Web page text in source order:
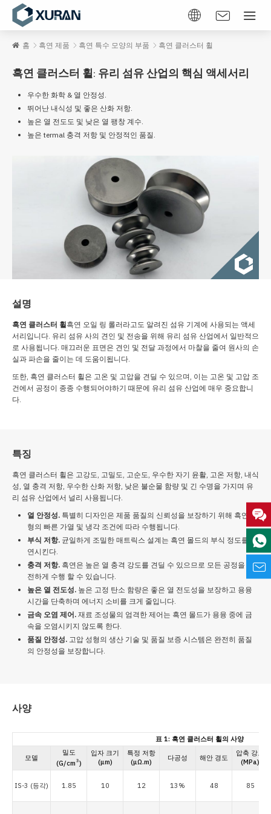
홈 흑연 제품 흑연 특수 모양의 부품 흑연 클러스터 휠
흑연 클러스터 휠: 유리 섬유 산업의 핵심 액세서리
우수한 화학 & 열 안정성.
뛰어난 내식성 및 좋은 산화 저항.
높은 열 전도도 및 낮은 열 팽창 계수.
높은 termal 충격 저항 및 안정적인 품질.
설명
흑연 클러스터 휠흑연 오일 링 롤러라고도 알려진 섬유 기계에 사용되는 액세
서리입니다. 유리 섬유 사의 견인 및 전송을 위해 유리 섬유 산업에서 일반적으
로 사용됩니다. 매끄러운 표면은 견인 및 전달 과정에서 마찰을 줄여 원사의 손
실과 파손을 줄이는 데 도움이됩니다.
또한, 흑연 클러스터 휠은 고온 및 고압을 견딜 수 있으며, 이는 고온 및 고압 조
건에서 공정이 종종 수행되어야하기 때문에 유리 섬유 산업에 매우 중요합니
다.
특징
흑연 클러스터 휠은 고강도, 고밀도, 고순도, 우수한 자기 윤활, 고온 저항, 내식
성, 열 충격 저항, 우수한 산화 저항, 낮은 불순물 함량 및 긴 수명을 가지며 유
리 섬유 산업에서 널리 사용됩니다.
열 안정성. 특별히 디자인은 제품 품질의 신뢰성을 보장하기 위해 흑연 금
형의 빠른 가열 및 냉각 조건에 따라 수행됩니다.
부식 저항. 균일하게 조밀한 매트릭스 설계는 흑연 몰드의 부식 정도를 지
연시킨다.
충격 저항. 흑연은 높은 열 충격 강도를 견딜 수 있으므로 모든 공정을 안
전하게 수행 할 수 있습니다.
높은 열 전도성. 높은 고정 탄소 함량은 좋은 열 전도성을 보장하고 용융
시간을 단축하며 에너지 소비를 크게 줄입니다.
금속 오염 제어. 재료 조성물의 엄격한 제어는 흑연 몰드가 용융 중에 금
속을 오염시키지 않도록 한다.
품질 안정성. 고압 성형의 생산 기술 및 품질 보증 시스템은 완전히 품질
의 안정성을 보장합니다.
사양
표 1: 흑연 클러스터 휠의 사양
모델
밀도
(G/cm 3)
입자 크기
(μm)
특정 저항
(μΩ.m)
다공성 해안 경도
압축 강도
(MPa)
IS-3 (등각) 1.85 10 12 13% 48 85